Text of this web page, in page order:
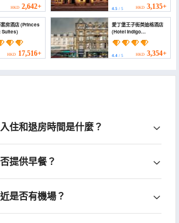
HKD 2,642+ 4.5/ 5 HKD 3,135+
酒店 (Princes
Suites)
HKD 17,516+
愛丁堡王子街英迪格酒店
(Hotel Indigo
EDINBURGH - PRINCES
STREET by IHG)
4.4/ 5 HKD 3,354+
住和退房時間是什麼？
提供早餐？
是否有機場？